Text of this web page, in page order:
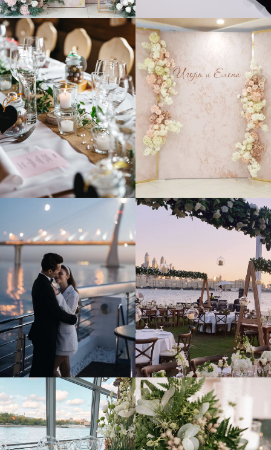
Для каждой свадьбы мы разрабатываем индивидуальный
проект оформления “под ключ” и самостоятельно
изготавливаем декорации.
Стоимость начинается от 400 000 рублей. Однако, если вам
нужна не комплексная услуга, а что-то одно, например,
цветочные композиции или создание фона, это будет стоить
дешевле.
Если вы хотите, чтобы ваша свадьба была красивой,
позвоните нам или оставьте заявку на нашем сайте. Мы
свяжемся с вами и приложим все усилия, чтобы сделать
ваше торжество ярким и незабываемым.
ЦЕНЫ УЗНАТЬ ЦЕНУ СВАДЬБЫ